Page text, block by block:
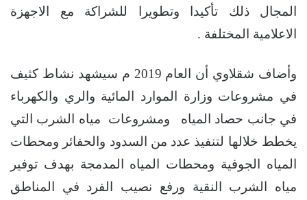
المجال ذلك ﺗﺄﻛﻴﺪا ﻭﺗﻄﻮﻳﺮا للشرﺍﻛﺔ ﻣﻊ ﺍﻻﺟﻬﺰﺓ
ﺍﻻﻋﻼﻣﻴﺔ ﺍﻟﻤﺨﺘﻠﻔﺔ .
ﻭﺃﺿﺎﻑ ﺷﻘﻼﻭﻱ ﺃﻥ ﺍﻟﻌﺎﻡ 2019 ﻡ ﺳﻴﺸﻬﺪ ﻧﺸﺎﻁ ﻛﺜﻴﻒ
ﻓﻲ ﻣﺸﺮﻭﻋﺎﺕ ﻭﺯﺍﺭﺓ ﺍﻟﻤﻮﺍﺭﺩ ﺍﻟﻤﺎﺋﻴﺔ ﻭﺍﻟﺮﻱ ﻭﺍﻟﻜﻬﺮﺑﺎﺀ
ﻓﻲ جانب حصاد المياه ‏ ﻭﻣﺸﺮﻭﻋﺎﺕ ﻣﻴﺎﻩ ﺍﻟﺸﺮﺏ التي
يخطط خلالها لتنفيذ ﻋﺪﺩ ﻣﻦ ﺍﻟﺴﺪﻭﺩ ﻭﺍﻟﺤﻔﺎﺋﺮ ﻭﻣﺤﻄﺎﺕ
ﺍﻟﻤﻴﺎﻩ ﺍﻟﺠﻮﻓﻴﺔ ﻭﻣﺤﻄﺎﺕ ﺍﻟﻤﻴﺎﻩ ﺍﻟﻤﺪﻣﺠﺔ ﺑﻬﺪﻑ ﺗﻮﻓﻴﺮ
ﻣﻴﺎﻩ ﺍﻟﺸﺮﺏ ﺍﻟﻨﻘﻴﺔ ﻭﺭﻓﻊ ﻧﺼﻴﺐ الفرد ﻓﻲ ﺍﻟﻤﻨﺎﻃﻖ